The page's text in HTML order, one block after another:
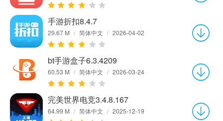
手游折扣8.4.7
29.67 M / 简体中文 / 2026-04-02
bt手游盒子6.3.4209
60.53 M / 简体中文 / 2026-03-24
完美世界电竞3.4.8.167
64.99 M / 简体中文 / 2025-12-19